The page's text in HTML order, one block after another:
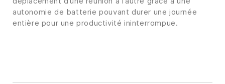
autonomie de batterie pouvant durer une journée
entière pour une productivité ininterrompue.